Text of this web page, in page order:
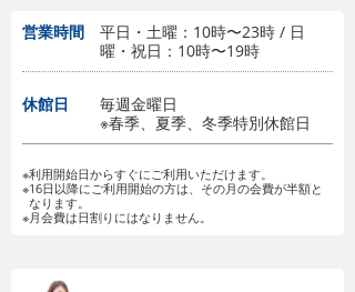
営業時間
平日・土曜：10時〜23時 / 日
曜・祝日：10時〜19時
休館日
毎週金曜日
※春季、夏季、冬季特別休館日
※利用開始日からすぐにご利用いただけます。
※16日以降にご利用開始の方は、その月の会費が半額と
なります。
※月会費は日割りにはなりません。